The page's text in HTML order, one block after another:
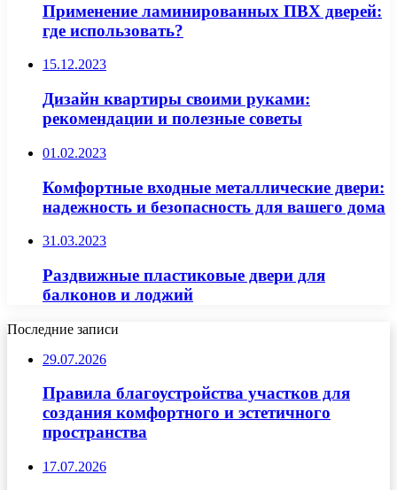
Применение ламинированных ПВХ дверей:
где использовать?
15.12.2023
Дизайн квартиры своими руками:
рекомендации и полезные советы
01.02.2023
Комфортные входные металлические двери:
надежность и безопасность для вашего дома
31.03.2023
Раздвижные пластиковые двери для
балконов и лоджий
Последние записи
29.07.2026
Правила благоустройства участков для
создания комфортного и эстетичного
пространства
17.07.2026